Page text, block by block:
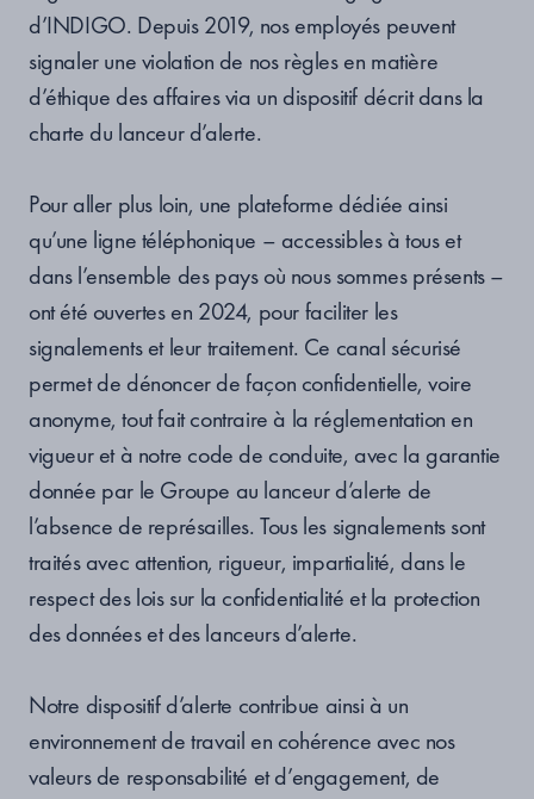
d’INDIGO. Depuis 2019, nos employés peuvent
signaler une violation de nos règles en matière
d’éthique des affaires via un dispositif décrit dans la
charte du lanceur d’alerte.
Pour aller plus loin, une plateforme dédiée ainsi
qu’une ligne téléphonique – accessibles à tous et
dans l’ensemble des pays où nous sommes présents –
ont été ouvertes en 2024, pour faciliter les
signalements et leur traitement. Ce canal sécurisé
permet de dénoncer de façon confidentielle, voire
anonyme, tout fait contraire à la réglementation en
vigueur et à notre code de conduite, avec la garantie
donnée par le Groupe au lanceur d’alerte de
l’absence de représailles. Tous les signalements sont
traités avec attention, rigueur, impartialité, dans le
respect des lois sur la confidentialité et la protection
des données et des lanceurs d’alerte.
Notre dispositif d’alerte contribue ainsi à un
environnement de travail en cohérence avec nos
valeurs de responsabilité et d’engagement, de